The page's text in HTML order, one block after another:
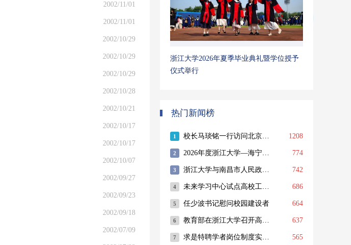
2002/11/01
2002/11/01
2002/10/29
2002/10/29
2002/10/29
2002/10/28
2002/10/21
2002/10/17
2002/10/17
2002/10/07
2002/09/27
2002/09/23
2002/09/18
2002/07/09
浙江大学2026年夏季毕业典礼暨学位授予
仪式举行
热门新闻榜